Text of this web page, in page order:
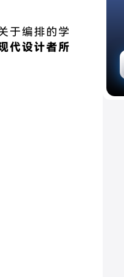
于编排的学
代设计者所